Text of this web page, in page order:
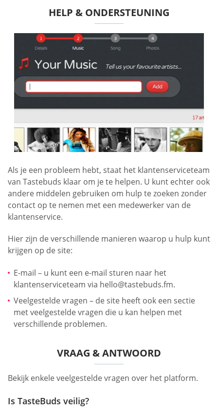
HELP & ONDERSTEUNING
Als je een probleem hebt, staat het klantenserviceteam
van Tastebuds klaar om je te helpen. U kunt echter ook
andere middelen gebruiken om hulp te zoeken zonder
contact op te nemen met een medewerker van de
klantenservice.
Hier zijn de verschillende manieren waarop u hulp kunt
krijgen op de site:
E-mail – u kunt een e-mail sturen naar het
klantenserviceteam via hello@tastebuds.fm.
Veelgestelde vragen – de site heeft ook een sectie
met veelgestelde vragen die u kan helpen met
verschillende problemen.
VRAAG & ANTWOORD
Bekijk enkele veelgestelde vragen over het platform.
Is TasteBuds veilig?